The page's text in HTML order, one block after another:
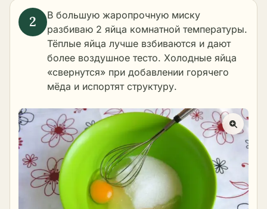
В большую жаропрочную миску
разбиваю 2 яйца комнатной температуры.
Тёплые яйца лучше взбиваются и дают
более воздушное тесто. Холодные яйца
«свернутся» при добавлении горячего
мёда и испортят структуру.